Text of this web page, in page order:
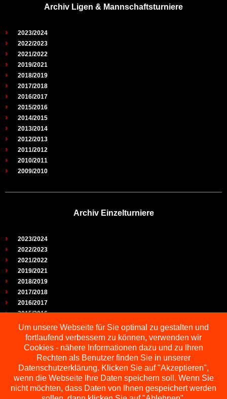
Archiv Ligen & Mannschaftsturniere
2023/2024
2022/2023
2021/2022
2019/2021
2018/2019
2017/2018
2016/2017
2015/2016
2014/2015
2013/2014
2012/2013
2011/2012
2010/2011
2009/2010
Archiv Einzelturniere
2023/2024
2022/2023
2021/2022
2019/2021
2018/2019
2017/2018
2016/2017
2015/2016
2014/2015
2013/2014
2012/2013
2011/2012
2010/2011
2009/2010
Um unsere Webseite für Sie optimal zu gestalten und
fortlaufend verbessern zu können, verwenden wir
Cookies - nähere Informationen dazu und zu Ihren
Rechten als Benutzer finden Sie in unserer
Datenschutzerklärung. Klicken Sie auf "Akzeptieren",
wenn die Webseite Ihre Daten speichern soll. Wenn Sie
nicht möchten, dass Daten von Ihnen gespeichert werden